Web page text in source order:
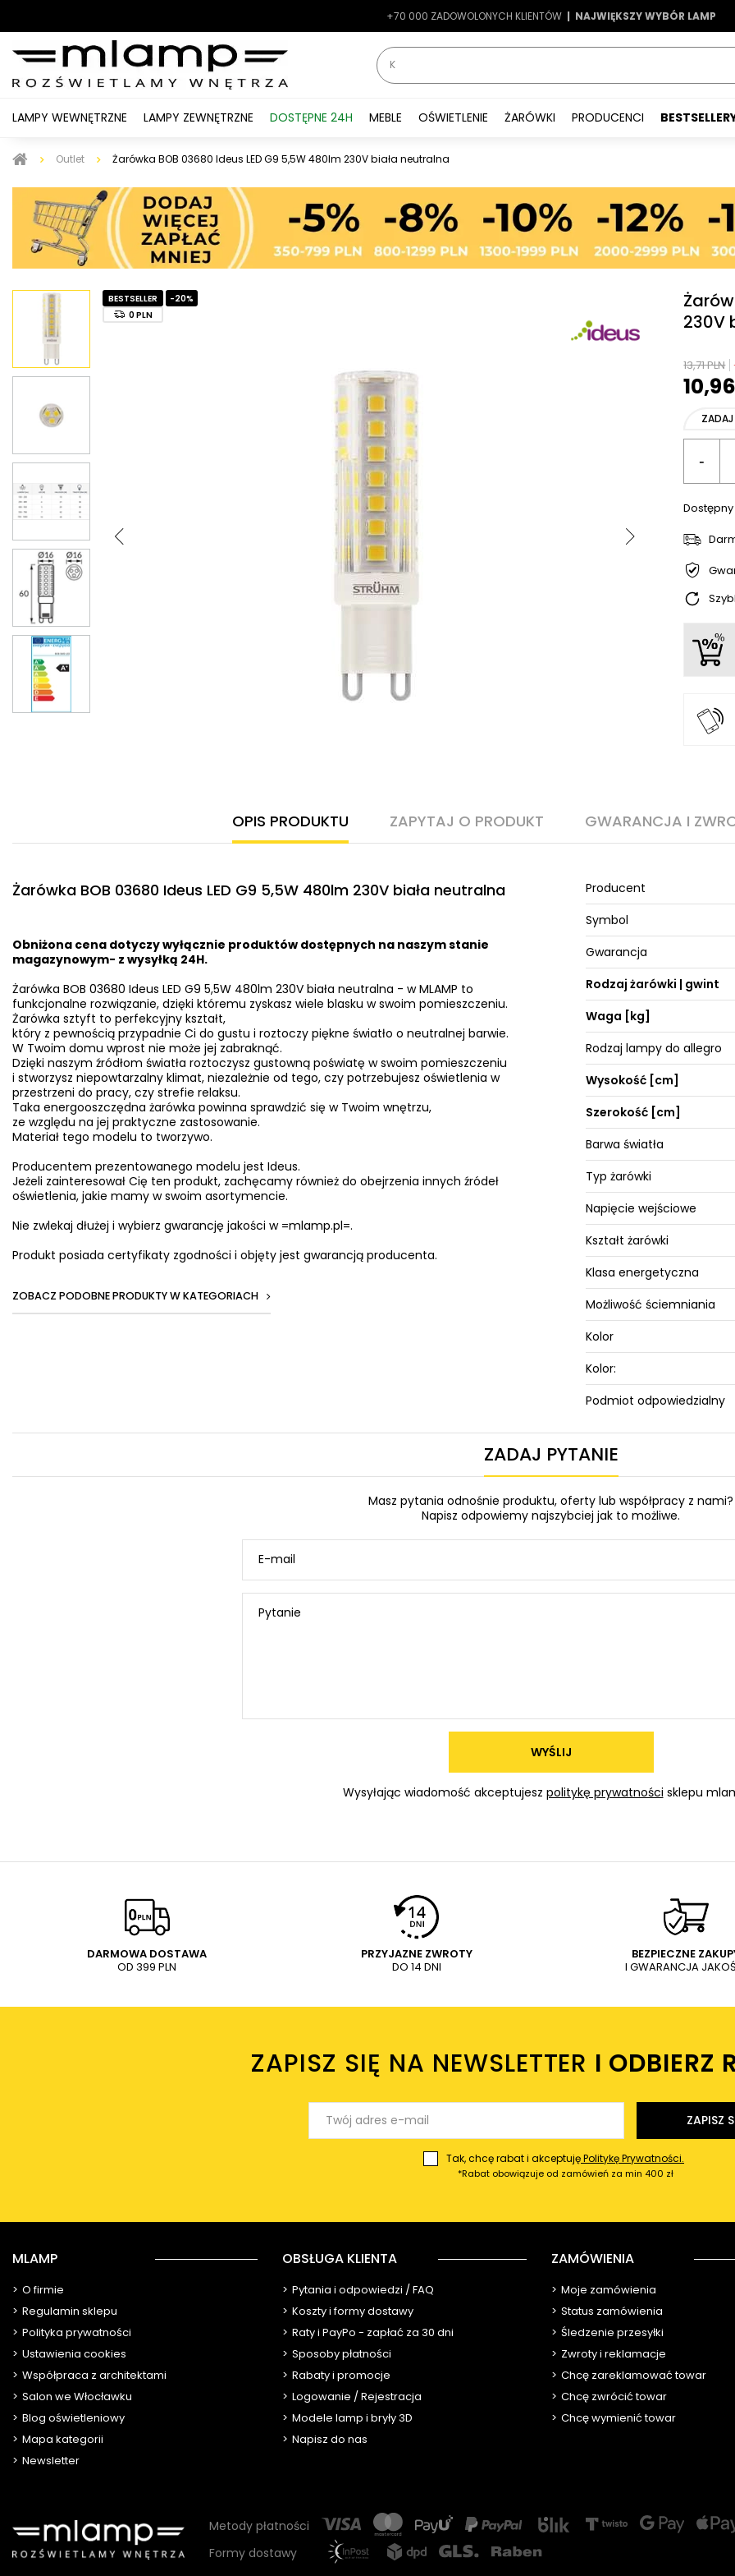
-7% LATO7
+70 000 ZADOWOLONYCH KLIENTÓW | NAJWIĘKSZY WYBÓR LAMP
| |
LAMPY WEWNĘTRZNE LAMPY ZEWNĘTRZNE DOSTĘPNE 24H MEBLE OŚWIETLENIE ŻARÓWKI PRODUCENCI
Outlet Żarówka BOB 03680 Ideus LED G9 5,5W 480lm 230V biała neutralna
BESTSELLER
0 PLN
-20%
230V
13,71 PLN
ZADAJ
-
Dostępny
OPIS PRODUKTU ZAPYTAJ O PRODUKT GWARANCJA I
Żarówka BOB 03680 Ideus LED G9 5,5W 480lm 230V biała neutralna
Obniżona cena dotyczy wyłącznie produktów dostępnych na naszym stanie
magazynowym- z wysyłką 24H.
Żarówka BOB 03680 Ideus LED G9 5,5W 480lm 230V biała neutralna - w MLAMP to
funkcjonalne rozwiązanie, dzięki któremu zyskasz wiele blasku w swoim pomieszczeniu.
Żarówka sztyft to perfekcyjny kształt,
który z pewnością przypadnie Ci do gustu i roztoczy piękne światło o neutralnej barwie.
W Twoim domu wprost nie może jej zabraknąć.
Dzięki naszym źródłom światła roztoczysz gustowną poświatę w swoim pomieszczeniu
i stworzysz niepowtarzalny klimat, niezależnie od tego, czy potrzebujesz oświetlenia w
przestrzeni do pracy, czy strefie relaksu.
Taka energooszczędna żarówka powinna sprawdzić się w Twoim wnętrzu,
ze względu na jej praktyczne zastosowanie.
Materiał tego modelu to tworzywo.
Producentem prezentowanego modelu jest Ideus.
Jeżeli zainteresował Cię ten produkt, zachęcamy również do obejrzenia innych źródeł
oświetlenia, jakie mamy w swoim asortymencie.
Nie zwlekaj dłużej i wybierz gwarancję jakości w =mlamp.pl=.
Produkt posiada certyfikaty zgodności i objęty jest gwarancją producenta.
ZOBACZ PODOBNE PRODUKTY W KATEGORIACH
Producent
Symbol
Gwarancja
Rodzaj żarówki | gwint
Waga [kg]
Rodzaj lampy do allegro
Wysokość [cm]
Szerokość [cm]
Barwa światła
Typ żarówki
Napięcie wejściowe
Kształt żarówki
Klasa energetyczna
Możliwość ściemniania
Kolor
Kolor:
Podmiot odpowiedzialny
ZADAJ PYTANIE
Masz pytania odnośnie produktu, oferty lub współpracy z nami?
Napisz odpowiemy najszybciej jak to możliwe.
E-mail
Pytanie
WYŚLIJ
Wysyłając wiadomość akceptujesz politykę prywatności sklepu
DARMOWA DOSTAWA
OD 399 PLN
PRZYJAZNE ZWROTY
DO 14 DNI
BEZPIECZNE
I GWARANCJA
ZAPISZ SIĘ NA NEWSLETTER I ODBIERZ
ZAPISZ
Tak, chcę rabat i akceptujęPolitykę Prywatności.
*Rabat obowiązuje od zamówień za min 400 zł
MLAMP
O firmie
Regulamin sklepu
Polityka prywatności
Ustawienia cookies
Współpraca z architektami
Salon we Włocławku
Blog oświetleniowy
Mapa kategorii
Newsletter
OBSŁUGA KLIENTA
Pytania i odpowiedzi / FAQ
Koszty i formy dostawy
Raty i PayPo - zapłać za 30 dni
Sposoby płatności
Rabaty i promocje
Logowanie / Rejestracja
Modele lamp i bryły 3D
Napisz do nas
ZAMÓWIENIA
Moje zamówienia
Status zamówienia
Śledzenie przesyłki
Zwroty i reklamacje
Chcę zareklamować towar
Chcę zwrócić towar
Chcę wymienić towar
Metody płatności
Formy dostawy